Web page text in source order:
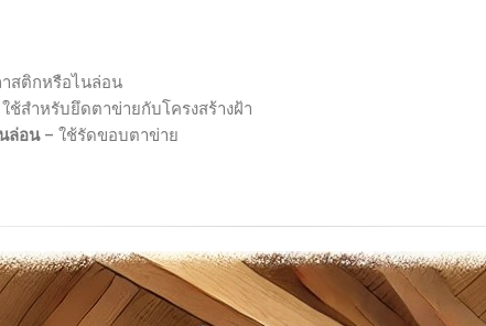
ที่พัก
อา
าสติกหรือไนล่อน
ใช้สำหรับยึดตาข่ายกับโครงสร้างฝ้า
ล่อน– ใช้รัดขอบตาข่าย